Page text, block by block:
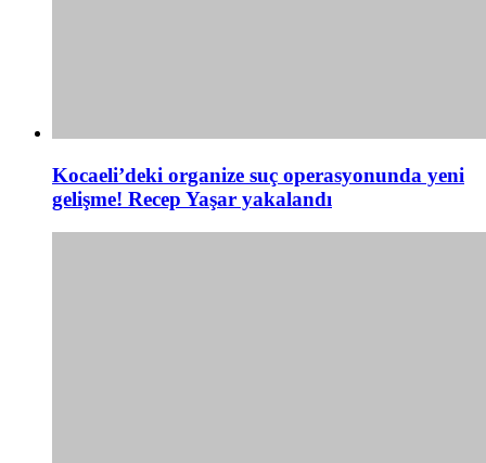
Kocaeli’deki organize suç operasyonunda yeni
gelişme! Recep Yaşar yakalandı